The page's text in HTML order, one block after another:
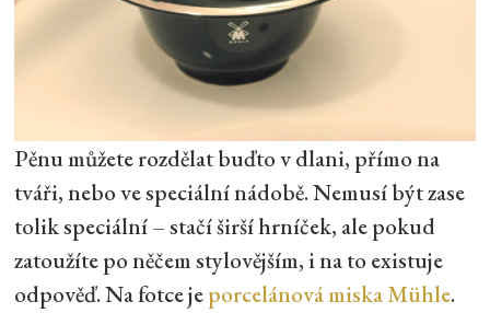
Pěnu můžete rozdělat buďto v dlani, přímo na
tváři, nebo ve speciální nádobě. Nemusí být zase
tolik speciální – stačí širší hrníček, ale pokud
zatoužíte po něčem stylovějším, i na to existuje
odpověď. Na fotce jeporcelánová miska Mühle.